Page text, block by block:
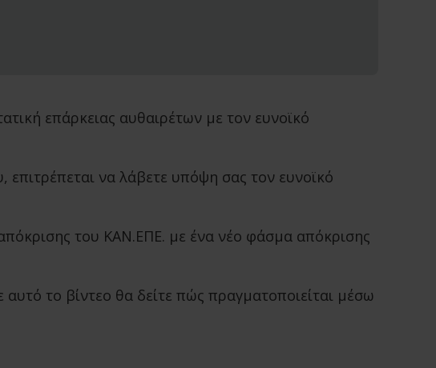
επάρκειας αυθαιρέτων με τον ευνοϊκό
να λάβετε υπόψη σας τον ευνοϊκό
του ΚΑΝ.ΕΠΕ. με ένα νέο φάσμα απόκρισης
το βίντεο θα δείτε πώς πραγματοποιείται μέσω